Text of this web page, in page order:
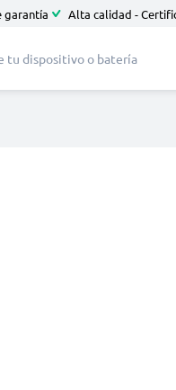
garantía Alta calidad -